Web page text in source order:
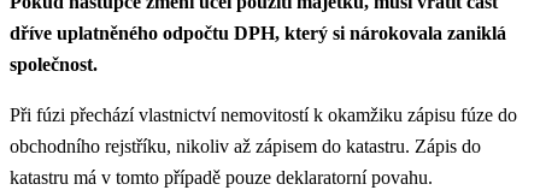
dříve uplatněného odpočtu DPH, který si nárokovala zaniklá
společnost.
Při fúzi přechází vlastnictví nemovitostí k okamžiku zápisu fúze do
obchodního rejstříku, nikoliv až zápisem do katastru. Zápis do
katastru má v tomto případě pouze deklaratorní povahu.